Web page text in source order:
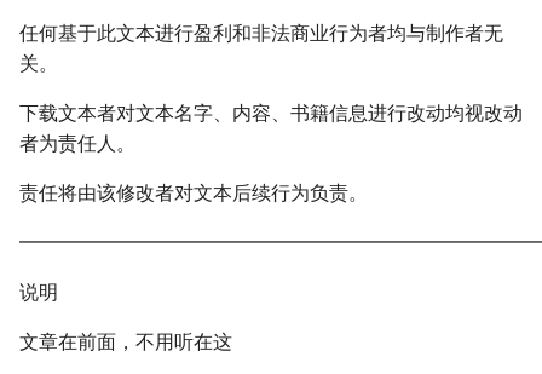
任何基于此文本进行盈利和非法商业行为者均与制作者无
关。
下载文本者对文本名字、内容、书籍信息进行改动均视改动
者为责任人。
责任将由该修改者对文本后续行为负责。
说明
文章在前面，不用听在这